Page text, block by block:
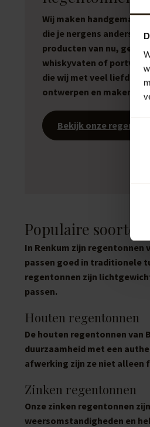
Wij maken
die je nergens anders
producten van nu,
whiskyvaten of
die wij met veel liefde en
ontwerpen en maken.
Bekijk onze
Populaire
In Renkum zijn
passen goed in traditionele
regentonnen zijn
passen.
Houten regentonnen
De houten regentonnen van
duurzaamheid met een
afwerking zijn ze niet
Zinken regentonnen
Onze zinken regentonnen
weersomstandigheden en